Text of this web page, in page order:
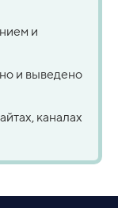
и
и выведено
каналах